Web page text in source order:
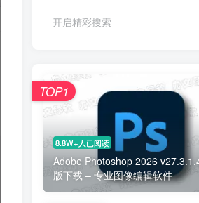
开启精彩搜索
8.8W+人已阅读
Adobe Photoshop 2026
版下载 – 专业图像编辑软件
TOP1